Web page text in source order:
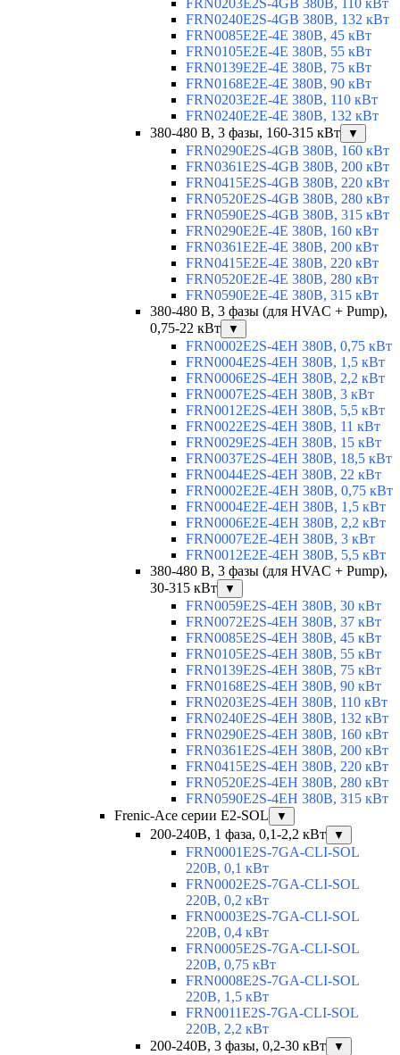
FRN0203E2S-4GB 380В, 110 кВт
FRN0240E2S-4GB 380В, 132 кВт
FRN0085E2E-4E 380В, 45 кВт
FRN0105E2E-4E 380В, 55 кВт
FRN0139E2E-4E 380В, 75 кВт
FRN0168E2E-4E 380В, 90 кВт
FRN0203E2E-4E 380В, 110 кВт
FRN0240E2E-4E 380В, 132 кВт
380-480 В, 3 фазы, 160-315 кВт
▼
FRN0290E2S-4GB 380В, 160 кВт
FRN0361E2S-4GB 380В, 200 кВт
FRN0415E2S-4GB 380В, 220 кВт
FRN0520E2S-4GB 380В, 280 кВт
FRN0590E2S-4GB 380В, 315 кВт
FRN0290E2E-4E 380В, 160 кВт
FRN0361E2E-4E 380В, 200 кВт
FRN0415E2E-4E 380В, 220 кВт
FRN0520E2E-4E 380В, 280 кВт
FRN0590E2E-4E 380В, 315 кВт
380-480 В, 3 фазы (для HVAC + Pump),
0,75-22 кВт
▼
FRN0002E2S-4EH 380В, 0,75 кВт
FRN0004E2S-4EH 380В, 1,5 кВт
FRN0006E2S-4EH 380В, 2,2 кВт
FRN0007E2S-4EH 380В, 3 кВт
FRN0012E2S-4EH 380В, 5,5 кВт
FRN0022E2S-4EH 380В, 11 кВт
FRN0029E2S-4EH 380В, 15 кВт
FRN0037E2S-4EH 380В, 18,5 кВт
FRN0044E2S-4EH 380В, 22 кВт
FRN0002E2E-4EH 380В, 0,75 кВт
FRN0004E2E-4EH 380В, 1,5 кВт
FRN0006E2E-4EH 380В, 2,2 кВт
FRN0007E2E-4EH 380В, 3 кВт
FRN0012E2E-4EH 380В, 5,5 кВт
380-480 В, 3 фазы (для HVAC + Pump),
30-315 кВт
▼
FRN0059E2S-4EH 380В, 30 кВт
FRN0072E2S-4EH 380В, 37 кВт
FRN0085E2S-4EH 380В, 45 кВт
FRN0105E2S-4EH 380В, 55 кВт
FRN0139E2S-4EH 380В, 75 кВт
FRN0168E2S-4EH 380В, 90 кВт
FRN0203E2S-4EH 380В, 110 кВт
FRN0240E2S-4EH 380В, 132 кВт
FRN0290E2S-4EH 380В, 160 кВт
FRN0361E2S-4EH 380В, 200 кВт
FRN0415E2S-4EH 380В, 220 кВт
FRN0520E2S-4EH 380В, 280 кВт
FRN0590E2S-4EH 380В, 315 кВт
Frenic-Ace серии E2-SOL
▼
200-240В, 1 фаза, 0,1-2,2 кВт ▼
FRN0001E2S-7GA-CLI-SOL
220В, 0,1 кВт
FRN0002E2S-7GA-CLI-SOL
220В, 0,2 кВт
FRN0003E2S-7GA-CLI-SOL
220В, 0,4 кВт
FRN0005E2S-7GA-CLI-SOL
220В, 0,75 кВт
FRN0008E2S-7GA-CLI-SOL
220В, 1,5 кВт
FRN0011E2S-7GA-CLI-SOL
220В, 2,2 кВт
200-240В, 3 фазы, 0,2-30 кВт
▼